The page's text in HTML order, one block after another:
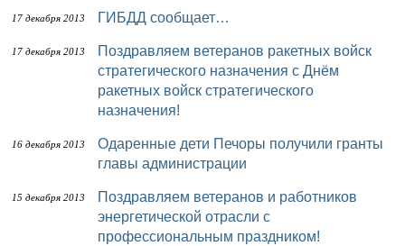
17 декабря 2013 ГИБДД сообщает…
17 декабря 2013
Поздравляем ветеранов ракетных войск
стратегического назначения с Днём
ракетных войск стратегического
назначения!
16 декабря 2013
Одаренные дети Печоры получили гранты
главы администрации
15 декабря 2013
Поздравляем ветеранов и работников
энергетической отрасли с
профессиональным праздником!